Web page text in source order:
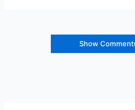
Show